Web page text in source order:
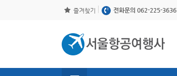
즐겨찾기 전화문의 062-225-3636